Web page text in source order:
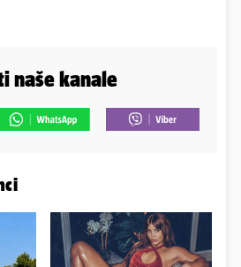
naše kanale